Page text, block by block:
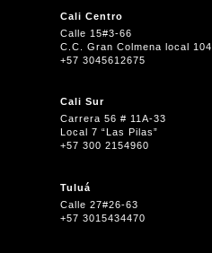
Cali Centro
Calle 15#3-66
C.C. Gran Colmena local 104
+57 3045612675
Cali Sur
Carrera 56 # 11A-33
Local 7 “Las Pilas”
+57 300 2154960
Tuluá
Calle 27#26-63
+57 3015434470